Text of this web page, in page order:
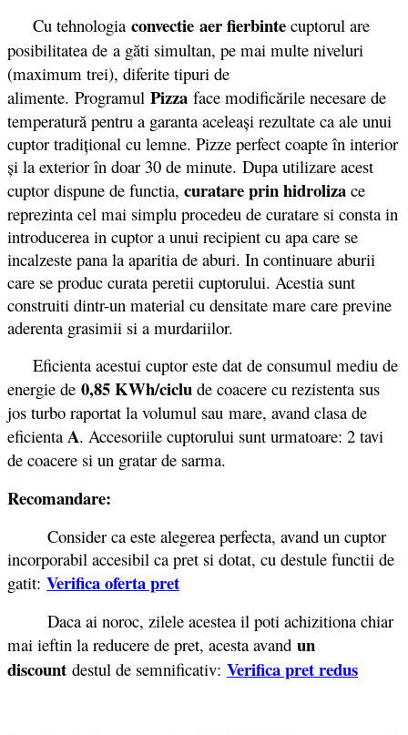
Cu tehnologia convectie aer fierbinte cuptorul are
posibilitatea de a găti simultan, pe mai multe niveluri
(maximum trei), diferite tipuri de
alimente. Programul Pizza face modificările necesare de
temperatură pentru a garanta aceleaşi rezultate ca ale unui
cuptor tradiţional cu lemne. Pizze perfect coapte în interior
şi la exterior în doar 30 de minute. Dupa utilizare acest
cuptor dispune de functia, curatare prin hidroliza ce
reprezinta cel mai simplu procedeu de curatare si consta in
introducerea in cuptor a unui recipient cu apa care se
incalzeste pana la aparitia de aburi. In continuare aburii
care se produc curata peretii cuptorului. Acestia sunt
construiti dintr-un material cu densitate mare care previne
aderenta grasimii si a murdariilor.
Eficienta acestui cuptor este dat de consumul mediu de
energie de 0,85 KWh/ciclu de coacere cu rezistenta sus
jos turbo raportat la volumul sau mare, avand clasa de
eficienta A. Accesoriile cuptorului sunt urmatoare: 2 tavi
de coacere si un gratar de sarma.
Recomandare:
Consider ca este alegerea perfecta, avand un cuptor
incorporabil accesibil ca pret si dotat, cu destule functii de
gatit: Verifica oferta pret
Daca ai noroc, zilele acestea il poti achizitiona chiar
mai ieftin la reducere de pret, acesta avand un
discount destul de semnificativ: Verifica pret redus